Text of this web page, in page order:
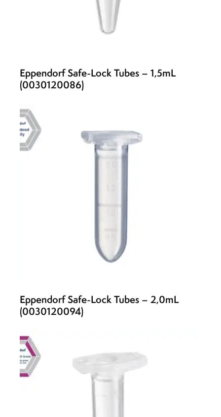
Eppendorf Safe-Lock Tubes – 1,5mL
(0030120086)
Eppendorf Safe-Lock Tubes – 2,0mL
(0030120094)